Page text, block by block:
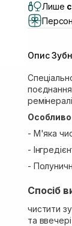
Лише
Опис
- М'яка
-
-
Спосіб
чистити
та